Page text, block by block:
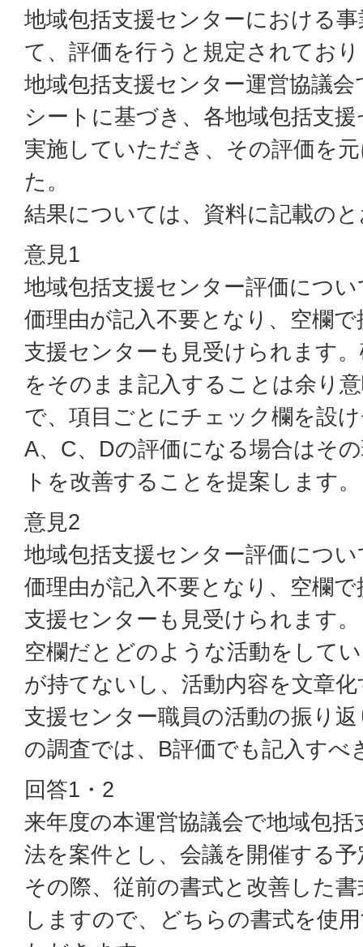
地域包括支援センターにおける
て、評価を行うと規定されてお
地域包括支援センター運営協議
シートに基づき、各地域包括支
実施していただき、その評価を
た。
結果については、資料に記載の
意見1
地域包括支援センター評価につ
価理由が記入不要となり、空欄
支援センターも見受けられます
をそのまま記入することは余り
で、項目ごとにチェック欄を設
A、C、Dの評価になる場合はそ
トを改善することを提案します。
意見2
地域包括支援センター評価につ
価理由が記入不要となり、空欄
支援センターも見受けられます。
空欄だとどのような活動をして
が持てないし、活動内容を文章
支援センター職員の活動の振り
の調査では、B評価でも記入すべ
回答1・2
来年度の本運営協議会で地域包
法を案件とし、会議を開催する
その際、従前の書式と改善した
しますので、どちらの書式を使